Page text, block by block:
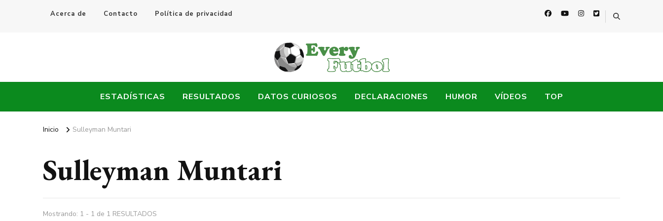
Acerca de Contacto Política de privacidad
Every Fútbol
ESTADÍSTICAS RESULTADOS DATOS CURIOSOS DECLARACIONES HUMOR VÍDEOS TOP
Inicio Sulleyman Muntari
Sulleyman Muntari
Mostrando: 1 - 1 de 1 RESULTADOS